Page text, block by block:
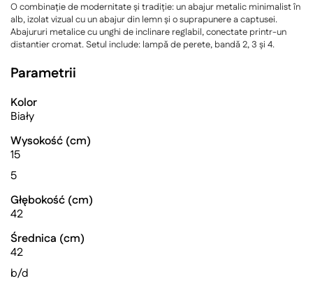
O combinație de modernitate și tradiție: un abajur metalic minimalist în
alb, izolat vizual cu un abajur din lemn și o suprapunere a captusei.
Abajururi metalice cu unghi de inclinare reglabil, conectate printr-un
distantier cromat. Setul include: lampă de perete, bandă 2, 3 și 4.
Parametrii
Kolor
Biały
Wysokość (cm)
15
5
Głębokość (cm)
42
Średnica (cm)
42
b/d